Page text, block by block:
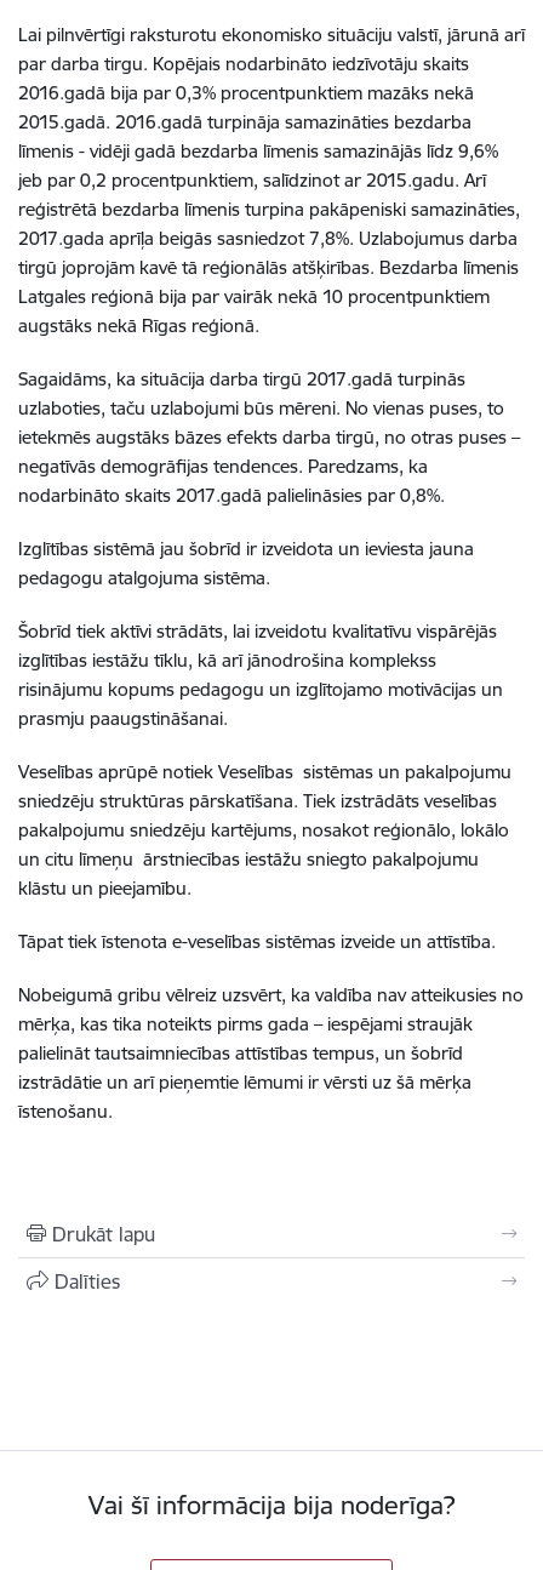
Lai pilnvērtīgi raksturotu ekonomisko situāciju valstī, jārunā arī
par darba tirgu. Kopējais nodarbināto iedzīvotāju skaits
2016.gadā bija par 0,3% procentpunktiem mazāks nekā
2015.gadā. 2016.gadā turpināja samazināties bezdarba
līmenis - vidēji gadā bezdarba līmenis samazinājās līdz 9,6%
jeb par 0,2 procentpunktiem, salīdzinot ar 2015.gadu. Arī
reģistrētā bezdarba līmenis turpina pakāpeniski samazināties,
2017.gada aprīļa beigās sasniedzot 7,8%. Uzlabojumus darba
tirgū joprojām kavē tā reģionālās atšķirības. Bezdarba līmenis
Latgales reģionā bija par vairāk nekā 10 procentpunktiem
augstāks nekā Rīgas reģionā.
Sagaidāms, ka situācija darba tirgū 2017.gadā turpinās
uzlaboties, taču uzlabojumi būs mēreni. No vienas puses, to
ietekmēs augstāks bāzes efekts darba tirgū, no otras puses –
negatīvās demogrāfijas tendences. Paredzams, ka
nodarbināto skaits 2017.gadā palielināsies par 0,8%.
Izglītības sistēmā jau šobrīd ir izveidota un ieviesta jauna
pedagogu atalgojuma sistēma.
Šobrīd tiek aktīvi strādāts, lai izveidotu kvalitatīvu vispārējās
izglītības iestāžu tīklu, kā arī jānodrošina komplekss
risinājumu kopums pedagogu un izglītojamo motivācijas un
prasmju paaugstināšanai.
Veselības aprūpē notiek Veselības sistēmas un pakalpojumu
sniedzēju struktūras pārskatīšana. Tiek izstrādāts veselības
pakalpojumu sniedzēju kartējums, nosakot reģionālo, lokālo
un citu līmeņu ārstniecības iestāžu sniegto pakalpojumu
klāstu un pieejamību.
Tāpat tiek īstenota e-veselības sistēmas izveide un attīstība.
Nobeigumā gribu vēlreiz uzsvērt, ka valdība nav atteikusies no
mērķa, kas tika noteikts pirms gada – iespējami straujāk
palielināt tautsaimniecības attīstības tempus, un šobrīd
izstrādātie un arī pieņemtie lēmumi ir vērsti uz šā mērķa
īstenošanu.
Drukāt lapu
Dalīties
Vai šī informācija bija noderīga?